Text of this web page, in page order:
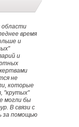
области
время
и
и
не
которые
"крутых"
могли бы
В связи с
за помощью